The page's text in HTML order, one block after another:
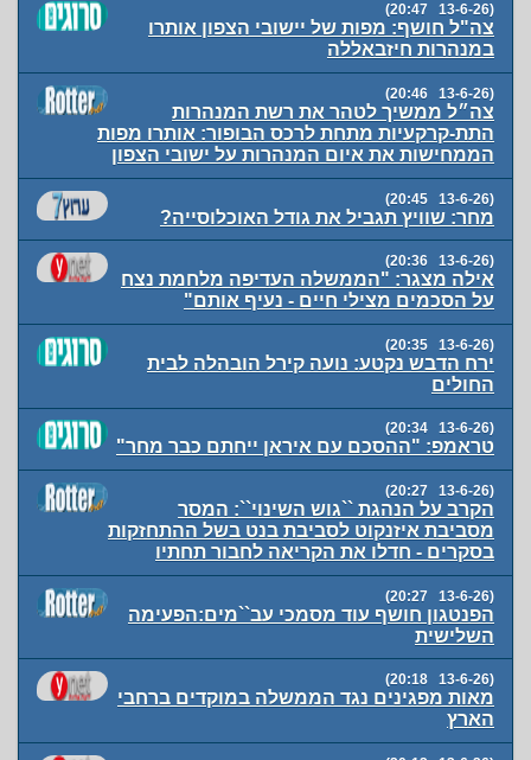
(13-6-26 20:47)
צה"ל חושף: מפות של יישובי הצפון אותרו
במנהרות חיזבאללה
(13-6-26 20:46)
צה״ל ממשיך לטהר את רשת המנהרות
התת-קרקעיות מתחת לרכס הבופור: אותרו מפות
הממחישות את איום המנהרות על ישובי הצפון
(13-6-26 20:45)
מחר: שוויץ תגביל את גודל האוכלוסייה?
(13-6-26 20:36)
אילה מצגר: "הממשלה העדיפה מלחמת נצח
על הסכמים מצילי חיים - נעיף אותם"
(13-6-26 20:35)
ירח הדבש נקטע: נועה קירל הובהלה לבית
החולים
(13-6-26 20:34)
טראמפ: "ההסכם עם איראן ייחתם כבר מחר"
(13-6-26 20:27)
הקרב על הנהגת ``גוש השינוי``: המסר
מסביבת איזנקוט לסביבת בנט בשל ההתחזקות
בסקרים - חדלו את הקריאה לחבור תחתיו
(13-6-26 20:27)
הפנטגון חושף עוד מסמכי עב``מים:הפעימה
השלישית
(13-6-26 20:18)
מאות מפגינים נגד הממשלה במוקדים ברחבי
הארץ